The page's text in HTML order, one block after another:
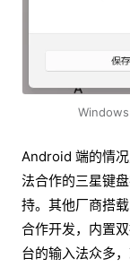
Windows
Android 端的情
法合作的三星键
持。其他厂商搭
合作开发，内置
台的输入法众多